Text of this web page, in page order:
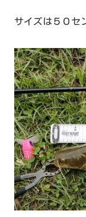
サイズは５０セ